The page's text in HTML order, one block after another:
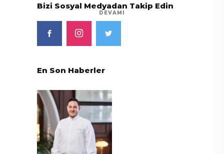
DEVAMI
Bizi Sosyal Medyadan Takip Edin
En Son Haberler